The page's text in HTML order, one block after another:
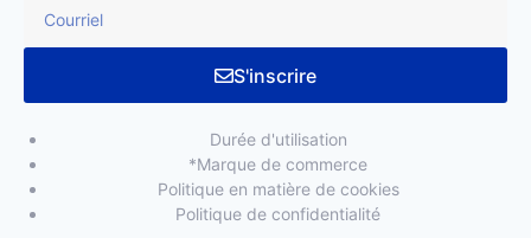
S'inscrire
Durée d'utilisation
*Marque de commerce
Politique en matière de cookies
Politique de confidentialité